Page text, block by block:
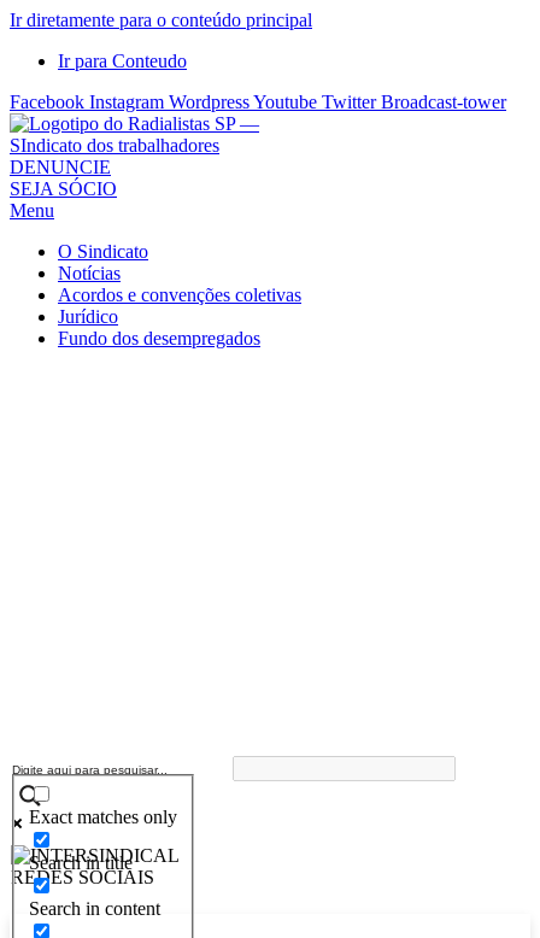
Ir diretamente para o conteúdo principal
Ir para Conteudo
Facebook Instagram WordpressYoutube Twitter Broadcast-tower
Sindicato
dos
Radialistas
São
Paulo
Sindicato
DENUNCIE
SEJA SÓCIO
Menu
O Sindicato
Notícias
Acordos e convenções coletivas
Jurídico
Fundo dos desempregados
Exact matches only
Search in title
Search in content